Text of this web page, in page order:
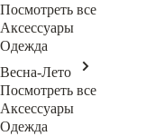
Посмотреть все
Аксессуары
Одежда
Весна-Лето
Посмотреть все
Аксессуары
Одежда